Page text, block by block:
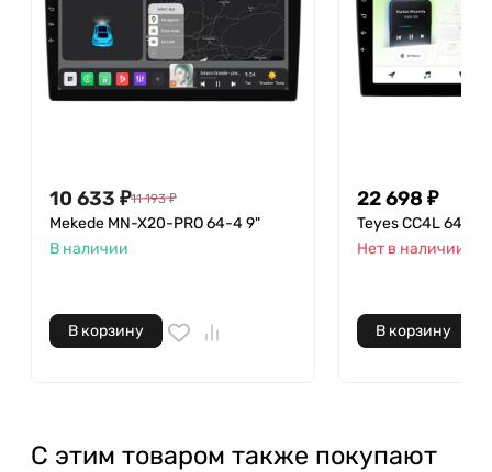
10 633 ₽11 193 ₽
Mekede MN-X20-PRO 64-4 9"
В наличии
В корзину
22 698 ₽
Teyes CC4L 64-6
Нет в наличии
В корзину
С этим товаром также покупают